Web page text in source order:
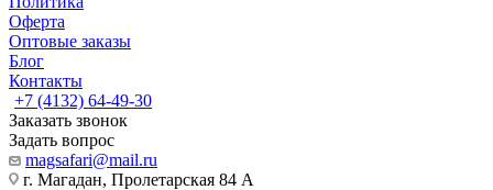
Оферта
Оптовые заказы
Блог
Контакты
+7 (4132) 64-49-30
Заказать звонок
Задать вопрос
magsafari@mail.ru
г. Магадан, Пролетарская 84 А